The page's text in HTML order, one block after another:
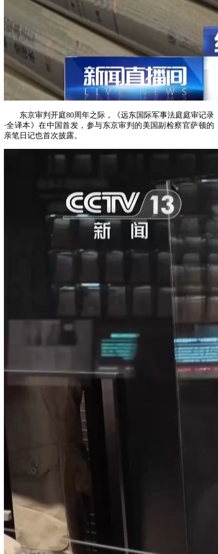
东京审判开庭80周年之际，《远东国际军事法庭庭审记录
·全译本》在中国首发，参与东京审判的美国副检察官萨顿的
亲笔日记也首次披露。